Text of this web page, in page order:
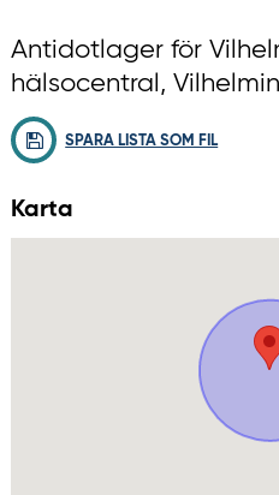
Antidotlager för
hälsocentral,
SPARA LISTA SOM FIL
Karta